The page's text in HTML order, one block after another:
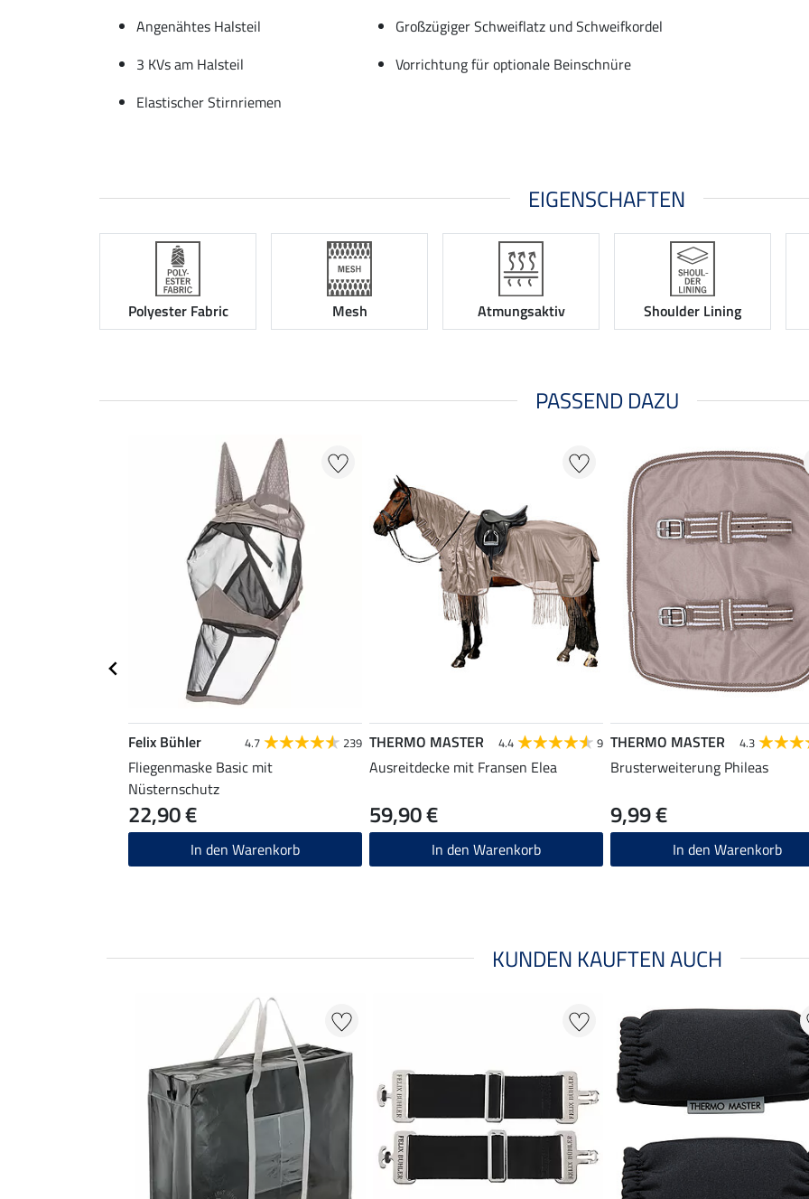
Angenähtes Halsteil
Großzügiger Schweiflatz und Schweifkordel
3 KVs am Halsteil
Vorrichtung für optionale Beinschnüre
Elastischer Stirnriemen
EIGENSCHAFTEN
Polyester Fabric Mesh Atmungsaktiv Shoulder Lining
PASSEND DAZU
Felix Bühler 4.7 239
Fliegenmaske Basic mit
Nüsternschutz
22,90 €
In den Warenkorb
THERMO MASTER 4.4 9
Ausreitdecke mit Fransen Elea
59,90 €
In den Warenkorb
THERMO MASTER 4.3
Brusterweiterung Phileas
9,99 €
In den Warenkorb
KUNDEN KAUFTEN AUCH